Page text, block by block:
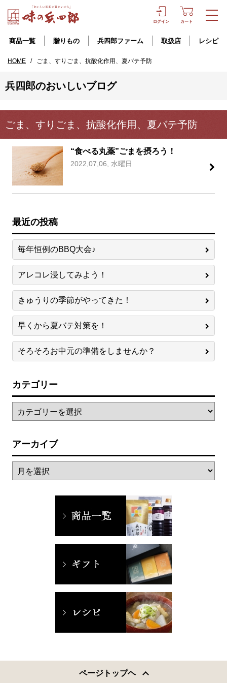
ログイン カート
商品一覧 贈りもの 兵四郎ファーム 取扱店 レシピ
HOME / ごま、すりごま、抗酸化作用、夏バテ予防
兵四郎のおいしいブログ
ごま、すりごま、抗酸化作用、夏バテ予防
“食べる丸薬”ごまを摂ろう！
2022,07,06, 水曜日
最近の投稿
毎年恒例のBBQ大会♪
アレコレ浸してみよう！
きゅうりの季節がやってきた！
早くから夏バテ対策を！
そろそろお中元の準備をしませんか？
カテゴリー
アーカイブ
ページトップヘ